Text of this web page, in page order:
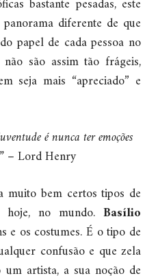
diferente de que
papel de cada pessoa no
são assim tão frágeis,
seja mais “apreciado” e
é nunca ter emoções
– Lord Henry
bem certos tipos de
no mundo. Basílio
e os costumes. É o tipo de
confusão e que zela
artista, a sua noção de